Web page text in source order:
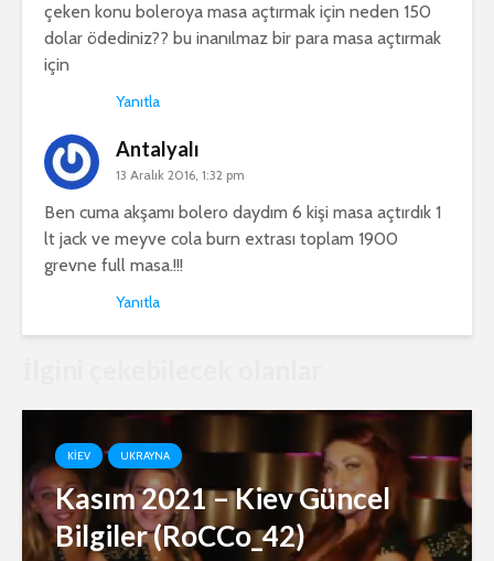
çeken konu boleroya masa açtırmak için neden 150
dolar ödediniz?? bu inanılmaz bir para masa açtırmak
için
Yanıtla
Antalyalı
13 Aralık 2016, 1:32 pm
Ben cuma akşamı bolero daydım 6 kişi masa açtırdık 1
lt jack ve meyve cola burn extrası toplam 1900
grevne full masa.!!!
Yanıtla
KIEV UKRAYNA
Kasım 2021 – Kiev Güncel
Bilgiler (RoCCo_42)